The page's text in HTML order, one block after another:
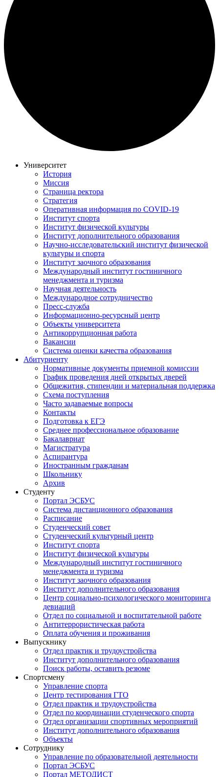
Университет
История
Миссия
Страница ректора
Стратегия
Оперативная информация по COVID-19
Институт спорта
Институт физической культуры
Институт дополнительного образования
Научно-исследовательский институт физической
культуры и спорта
Институт заочного образования
Международный институт гостиничного
менеджмента и туризма
Научная деятельность
Международное сотрудничество
Пресс-служба
Информационно-ресурсный центр
Объекты университета
Антикоррупционная работа
Вакансии
Система оценки качества образования
Абитуриенту
Нормативные документы приемной комиссии
График проведения дней открытых дверей
Общежития, стипендии и материальная поддержка
Схема поступления
Часто задаваемые вопросы
Контакты
Подготовка к ЕГЭ
Среднее профессиональное образование
Бакалавриат
Магистратура
Аспирантура
Иностранным гражданам
Школьнику
Архив
Студенту
Портал ЭСБУС
Система дистанционного образования
Расписание
Студенческий совет
Студенческий культурный центр
Институт спорта
Институт физической культуры
Международный институт гостиничного
менеджмента и туризма
Институт заочного образования
Институт дополнительного образования
Центр социально-психологического мониторинга
девиаций
Отдел по социальной и воспитательной работе
Антитеррористическая работа
Оплата обучения и проживания
Выпускнику
Отдел практик и трудоустройства
Институт дополнительного образования
Поиск работы, оставить резюме
Спортсмену
Управление спорта
Центр тестирования ГТО
Отдел практик и трудоустройства
Отдел по координации студенческого спорта
Отдел организации спортивных мероприятий
Институт дополнительного образования
Объекты
Сотруднику
Управление по образовательной деятельности
Портал ЭСБУС
Портал МЕТОДИСТ